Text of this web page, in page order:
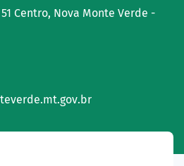
Centro, Nova Monte Verde -